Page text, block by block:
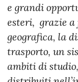
e grandi
esteri, grazie a
geografica, la
trasporto, un
ambiti di